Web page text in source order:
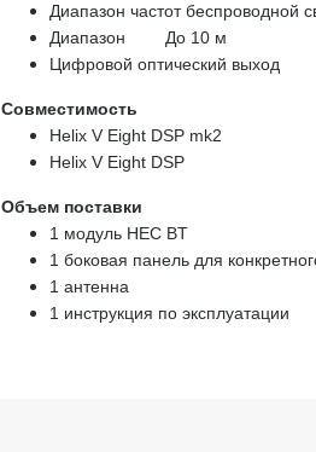
Диапазон частот беспроводной
Диапазон
До 10 м
Цифровой оптический выход
Совместимость
Helix V Eight DSP mk2
Helix V Eight DSP
Объем поставки
1 модуль HEC BT
1 боковая панель для
1 антенна
1 инструкция по эксплуатации